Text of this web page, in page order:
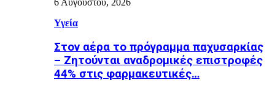
6 Αυγούστου, 2026
Υγεία
Στον αέρα το πρόγραμμα παχυσαρκίας
– Ζητούνται αναδρομικές επιστροφές
44% στις φαρμακευτικές…